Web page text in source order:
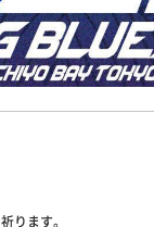
ります。